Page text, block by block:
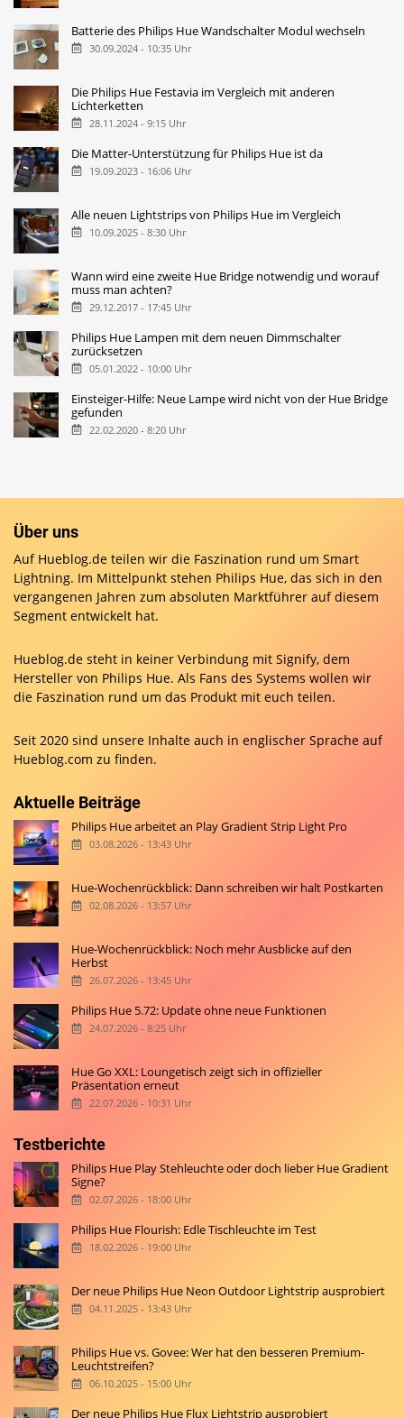
Batterie des Philips Hue Wandschalter Modul wechseln
30.09.2024 - 10:35 Uhr
Die Philips Hue Festavia im Vergleich mit anderen
Lichterketten
28.11.2024 - 9:15 Uhr
Die Matter-Unterstützung für Philips Hue ist da
19.09.2023 - 16:06 Uhr
Alle neuen Lightstrips von Philips Hue im Vergleich
10.09.2025 - 8:30 Uhr
Wann wird eine zweite Hue Bridge notwendig und worauf
muss man achten?
29.12.2017 - 17:45 Uhr
Philips Hue Lampen mit dem neuen Dimmschalter
zurücksetzen
05.01.2022 - 10:00 Uhr
Einsteiger-Hilfe: Neue Lampe wird nicht von der Hue Bridge
gefunden
22.02.2020 - 8:20 Uhr
Über uns
Auf Hueblog.de teilen wir die Faszination rund um Smart
Lightning. Im Mittelpunkt stehen Philips Hue, das sich in den
vergangenen Jahren zum absoluten Marktführer auf diesem
Segment entwickelt hat.
Hueblog.de steht in keiner Verbindung mit Signify, dem
Hersteller von Philips Hue. Als Fans des Systems wollen wir
die Faszination rund um das Produkt mit euch teilen.
Seit 2020 sind unsere Inhalte auch in englischer Sprache auf
Hueblog.com zu finden.
Aktuelle Beiträge
Philips Hue arbeitet an Play Gradient Strip Light Pro
03.08.2026 - 13:43 Uhr
Hue-Wochenrückblick: Dann schreiben wir halt Postkarten
02.08.2026 - 13:57 Uhr
Hue-Wochenrückblick: Noch mehr Ausblicke auf den
Herbst
26.07.2026 - 13:45 Uhr
Philips Hue 5.72: Update ohne neue Funktionen
24.07.2026 - 8:25 Uhr
Hue Go XXL: Loungetisch zeigt sich in offizieller
Präsentation erneut
22.07.2026 - 10:31 Uhr
Testberichte
Philips Hue Play Stehleuchte oder doch lieber Hue Gradient
Signe?
02.07.2026 - 18:00 Uhr
Philips Hue Flourish: Edle Tischleuchte im Test
18.02.2026 - 19:00 Uhr
Der neue Philips Hue Neon Outdoor Lightstrip ausprobiert
04.11.2025 - 13:43 Uhr
Philips Hue vs. Govee: Wer hat den besseren Premium-
Leuchtstreifen?
06.10.2025 - 15:00 Uhr
Der neue Philips Hue Flux Lightstrip ausprobiert